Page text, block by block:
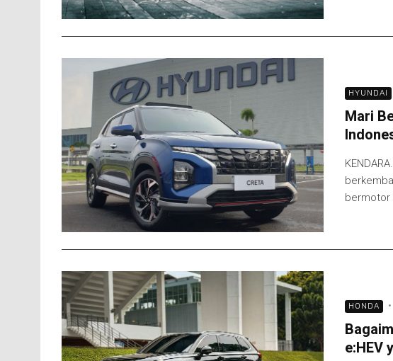
HYUNDAI
Mari
bermotor
HONDA ·
e:HEV